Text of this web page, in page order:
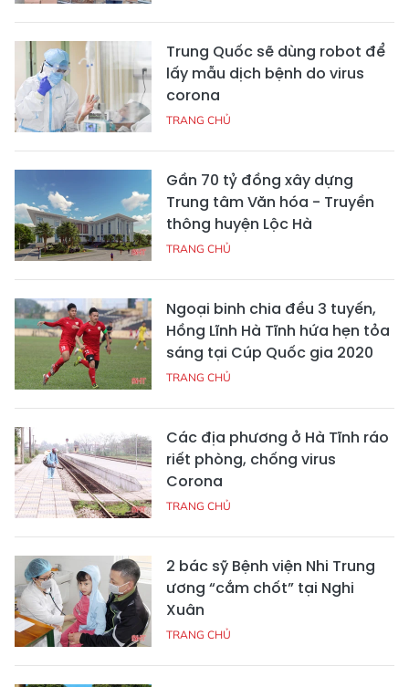
Trung Quốc sẽ dùng robot để
lấy mẫu dịch bệnh do virus
corona
TRANG CHỦ
Gần 70 tỷ đồng xây dựng
Trung tâm Văn hóa - Truyền
thông huyện Lộc Hà
TRANG CHỦ
Ngoại binh chia đều 3 tuyến,
Hồng Lĩnh Hà Tĩnh hứa hẹn tỏa
sáng tại Cúp Quốc gia 2020
TRANG CHỦ
Các địa phương ở Hà Tĩnh ráo
riết phòng, chống virus
Corona
TRANG CHỦ
2 bác sỹ Bệnh viện Nhi Trung
ương “cắm chốt” tại Nghi
Xuân
TRANG CHỦ